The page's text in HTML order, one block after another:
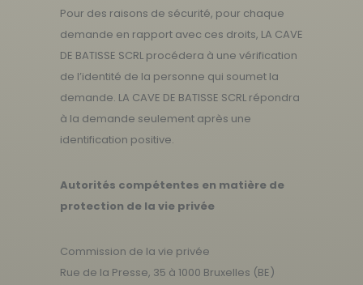
Pour des raisons de sécurité, pour chaque
demande en rapport avec ces droits, LA CAVE
DE BATISSE SCRL procédera à une vérification
de l’identité de la personne qui soumet la
demande. LA CAVE DE BATISSE SCRL répondra
à la demande seulement après une
identification positive.
Autorités compétentes en matière de
protection de la vie privée
Commission de la vie privée
Rue de la Presse, 35 à 1000 Bruxelles (BE)